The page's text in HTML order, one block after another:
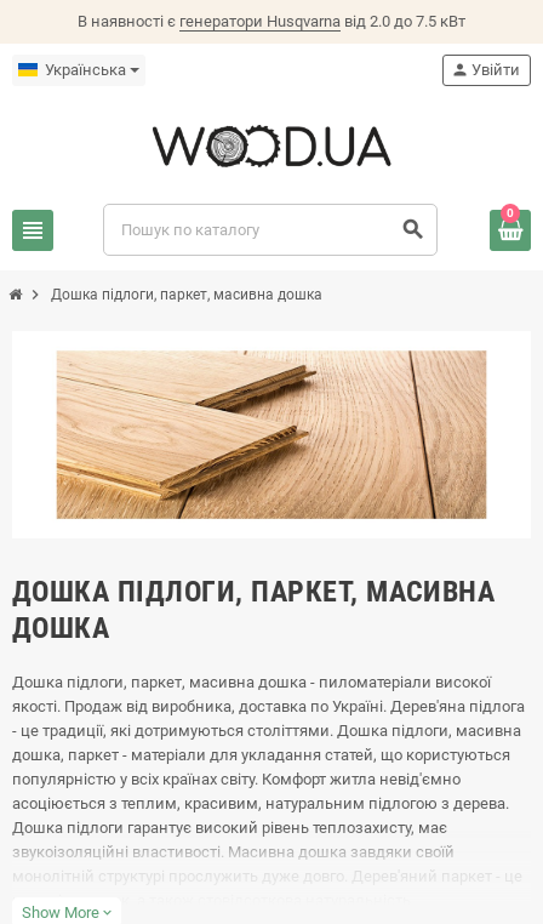
В наявності є генератори Husqvarna від 2.0 до 7.5 кВт
Українська
view_headline search
person Увійти
0
chevron_right Дошка підлоги, паркет, масивна дошка
ДОШКА ПІДЛОГИ, ПАРКЕТ, МАСИВНА
ДОШКА
Дошка підлоги, паркет, масивна дошка - пиломатеріали високої
якості. Продаж від виробника, доставка по Україні. Дерев'яна підлога
- це традиції, які дотримуються століттями. Дошка підлоги, масивна
дошка, паркет - матеріали для укладання статей, що користуються
популярністю у всіх країнах світу. Комфорт житла невід'ємно
асоціюється з теплим, красивим, натуральним підлогою з дерева.
Дошка підлоги гарантує високий рівень теплозахисту, має
звукоізоляційні властивості. Масивна дошка завдяки своїй
монолітній структурі прослужить дуже довго. Дерев'яний паркет - це
Show More expand_more